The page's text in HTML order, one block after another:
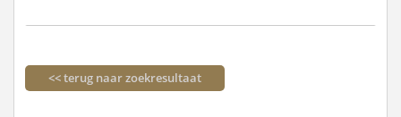
<< terug naar zoekresultaat